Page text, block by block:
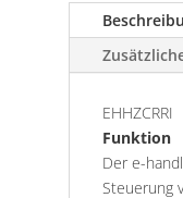
EHHZCRRI
Funktion
Der e-
Steuerung